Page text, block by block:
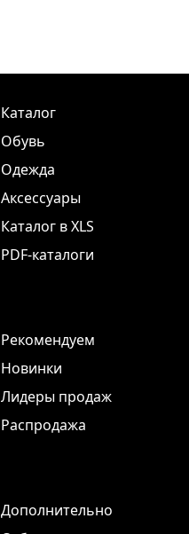
Каталог
Обувь
Одежда
Аксессуары
Каталог в XLS
PDF-каталоги
Рекомендуем
Новинки
Лидеры продаж
Распродажа
Дополнительно